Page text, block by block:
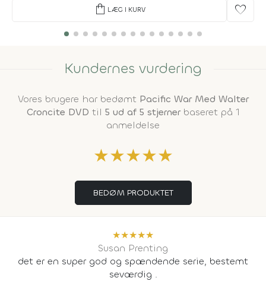
shopping_bag LÆG I KURV favorite
Kundernes vurdering
Vores brugere har bedømt Pacific War Med Walter
Croncite DVD til 5 ud af 5 stjernerbaseret på 1
anmeldelse
★★★★★
BEDØM PRODUKTET
★★★★★
Susan Prenting
det er en super god og spændende serie, bestemt
seværdig .